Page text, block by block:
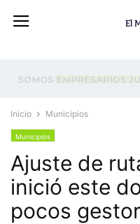
Inicio Municipios
Municipios
Ajuste de
inició este
pocos